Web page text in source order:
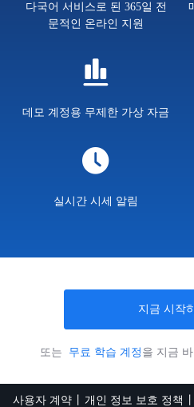
다국어 서비스로 된 365일 전
문적인 온라인 지원
데모 계정용 무제한 가상 자금
실시간 시세 알림
지금 시작
또는 무료 학습 계정 을 지금
사용자 계약 개인 정보 보호 정책